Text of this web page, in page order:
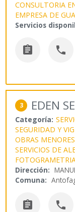
CONSULTORIA
EMPRESA DE
Servicios
 
3 EDEN
Categoría:
SEGURIDAD Y
OBRAS
SERVICIOS DE
Dirección:
Comuna:
 